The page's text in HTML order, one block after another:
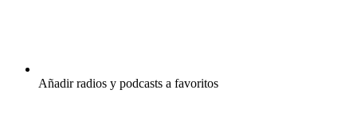
Añadir radios y podcasts a favoritos